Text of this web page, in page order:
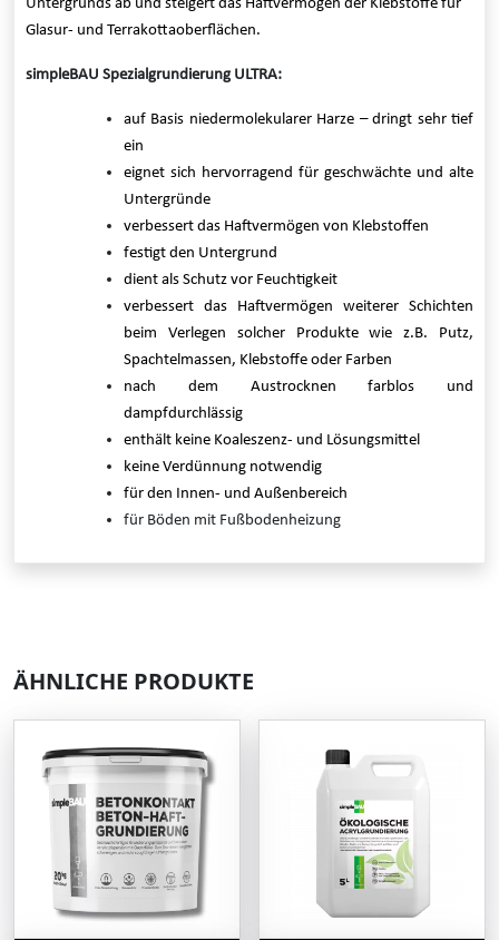
Untergrunds ab und steigert das Haftvermögen der Klebstoffe für
Glasur- und Terrakottaoberflächen.
simpleBAU Spezialgrundierung ULTRA:
auf Basis niedermolekularer Harze – dringt sehr tief
ein
eignet sich hervorragend für geschwächte und alte
Untergründe
verbessert das Haftvermögen von Klebstoffen
festigt den Untergrund
dient als Schutz vor Feuchtigkeit
verbessert das Haftvermögen weiterer Schichten
beim Verlegen solcher Produkte wie z.B. Putz,
Spachtelmassen, Klebstoffe oder Farben
nach dem Austrocknen farblos und
dampfdurchlässig
enthält keine Koaleszenz- und Lösungsmittel
keine Verdünnung notwendig
für den Innen- und Außenbereich
für Böden mit Fußbodenheizung
ÄHNLICHE PRODUKTE